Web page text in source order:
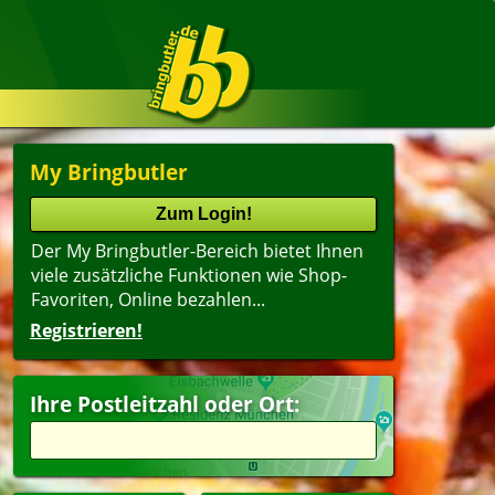
My Bringbutler
Der My Bringbutler-Bereich bietet Ihnen
viele zusätzliche Funktionen wie Shop-
Favoriten, Online bezahlen...
Registrieren!
Ihre Postleitzahl oder Ort: